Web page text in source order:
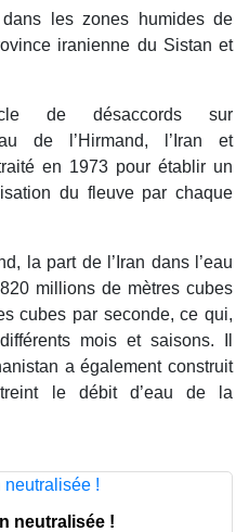
les zones humides de
iranienne du Sistan et
de désaccords sur
de l’Hirmand, l’Iran et
en 1973 pour établir un
du fleuve par chaque
la part de l’Iran dans l’eau
millions de mètres cubes
cubes par seconde, ce qui,
mois et saisons. Il
a également construit
le débit d’eau de la
neutralisée !